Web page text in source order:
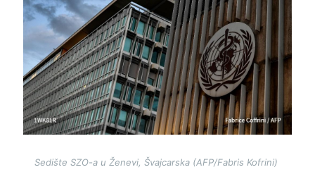
Sedište SZO-a u Ženevi, Švajcarska (AFP/Fabris Kofrini)